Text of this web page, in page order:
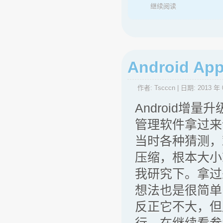
继续阅读
Android
作者: Tscccn | 日期: 2013 年
Android增量升
管理软件拿过
当时各种猜测
压缩，根本大
我研究下。拿
想法也是很简
反正它不大，